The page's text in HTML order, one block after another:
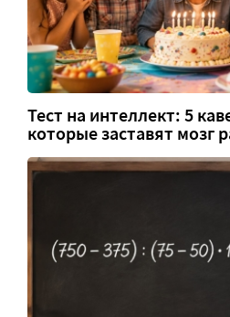
Тест на интеллект: 5
которые заставят мозг